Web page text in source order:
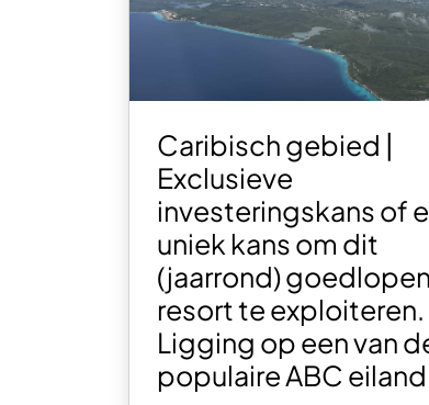
Caribisch gebied |
Exclusieve
investeringskans of
uniek kans om dit
(jaarrond)
resort te exploiteren.
Ligging op een van
populaire ABC eiland